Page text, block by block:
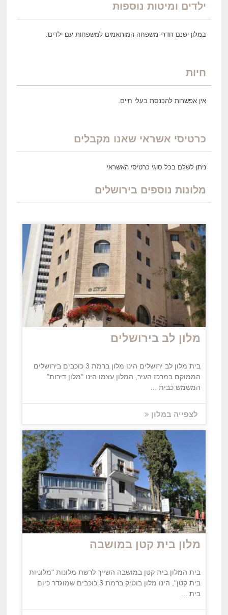
ילדים ומיטות נוספות
במלון ישנם חדרי משפחה המותאמים למשפחות עם ילדים.
חיות
אין אפשרות להכנסת בעלי חיים.
כרטיסי אשראי שאנו מקבלים
ניתן לשלם בכל סוגי כרטיסי האשראי
מלונות נוספים בירושלים
מלון לב בירושלים
בית מלון לב ירושלים הינו מלון ברמת 3 כוכבים בירושלים
הממוקם במרכז העיר, המלון עצמו הינו "מלון דירות"
המשמש כבית ...
לצפייה במלון
מלון בית קטן במושבה
בית המלון בית קטן במושבה השייך לרשת מלונות "מלוניות
בית קטן", הינו מלון בוטיק ברמת 3 כוכבים שמוגדר כיום
בית ...